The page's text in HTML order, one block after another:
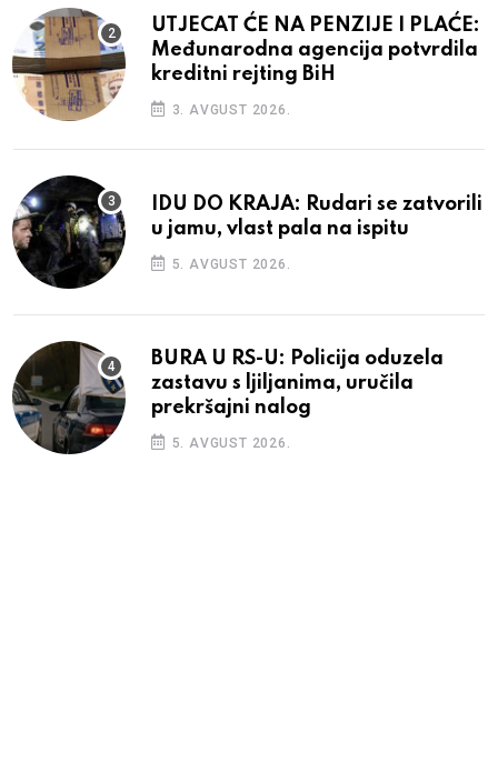
UTJECAT ĆE NA PENZIJE I PLAĆE:
Međunarodna agencija potvrdila
kreditni rejting BiH
3. AVGUST 2026.
IDU DO KRAJA: Rudari se zatvorili
u jamu, vlast pala na ispitu
5. AVGUST 2026.
BURA U RS-U: Policija oduzela
zastavu s ljiljanima, uručila
prekršajni nalog
5. AVGUST 2026.